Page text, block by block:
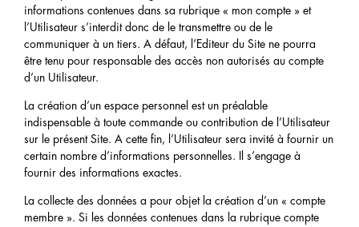
informations contenues dans sa rubrique « mon compte » et
l’Utilisateur s’interdit donc de le transmettre ou de le
communiquer à un tiers. A défaut, l’Editeur du Site ne pourra
être tenu pour responsable des accès non autorisés au compte
d’un Utilisateur.
La création d’un espace personnel est un préalable
indispensable à toute commande ou contribution de l’Utilisateur
sur le présent Site. A cette fin, l’Utilisateur sera invité à fournir un
certain nombre d’informations personnelles. Il s’engage à
fournir des informations exactes.
La collecte des données a pour objet la création d’un « compte
membre ». Si les données contenues dans la rubrique compte